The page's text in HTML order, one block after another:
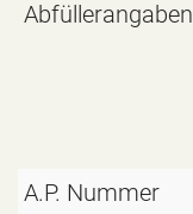
Abfüllerangaben
A.P. Nummer